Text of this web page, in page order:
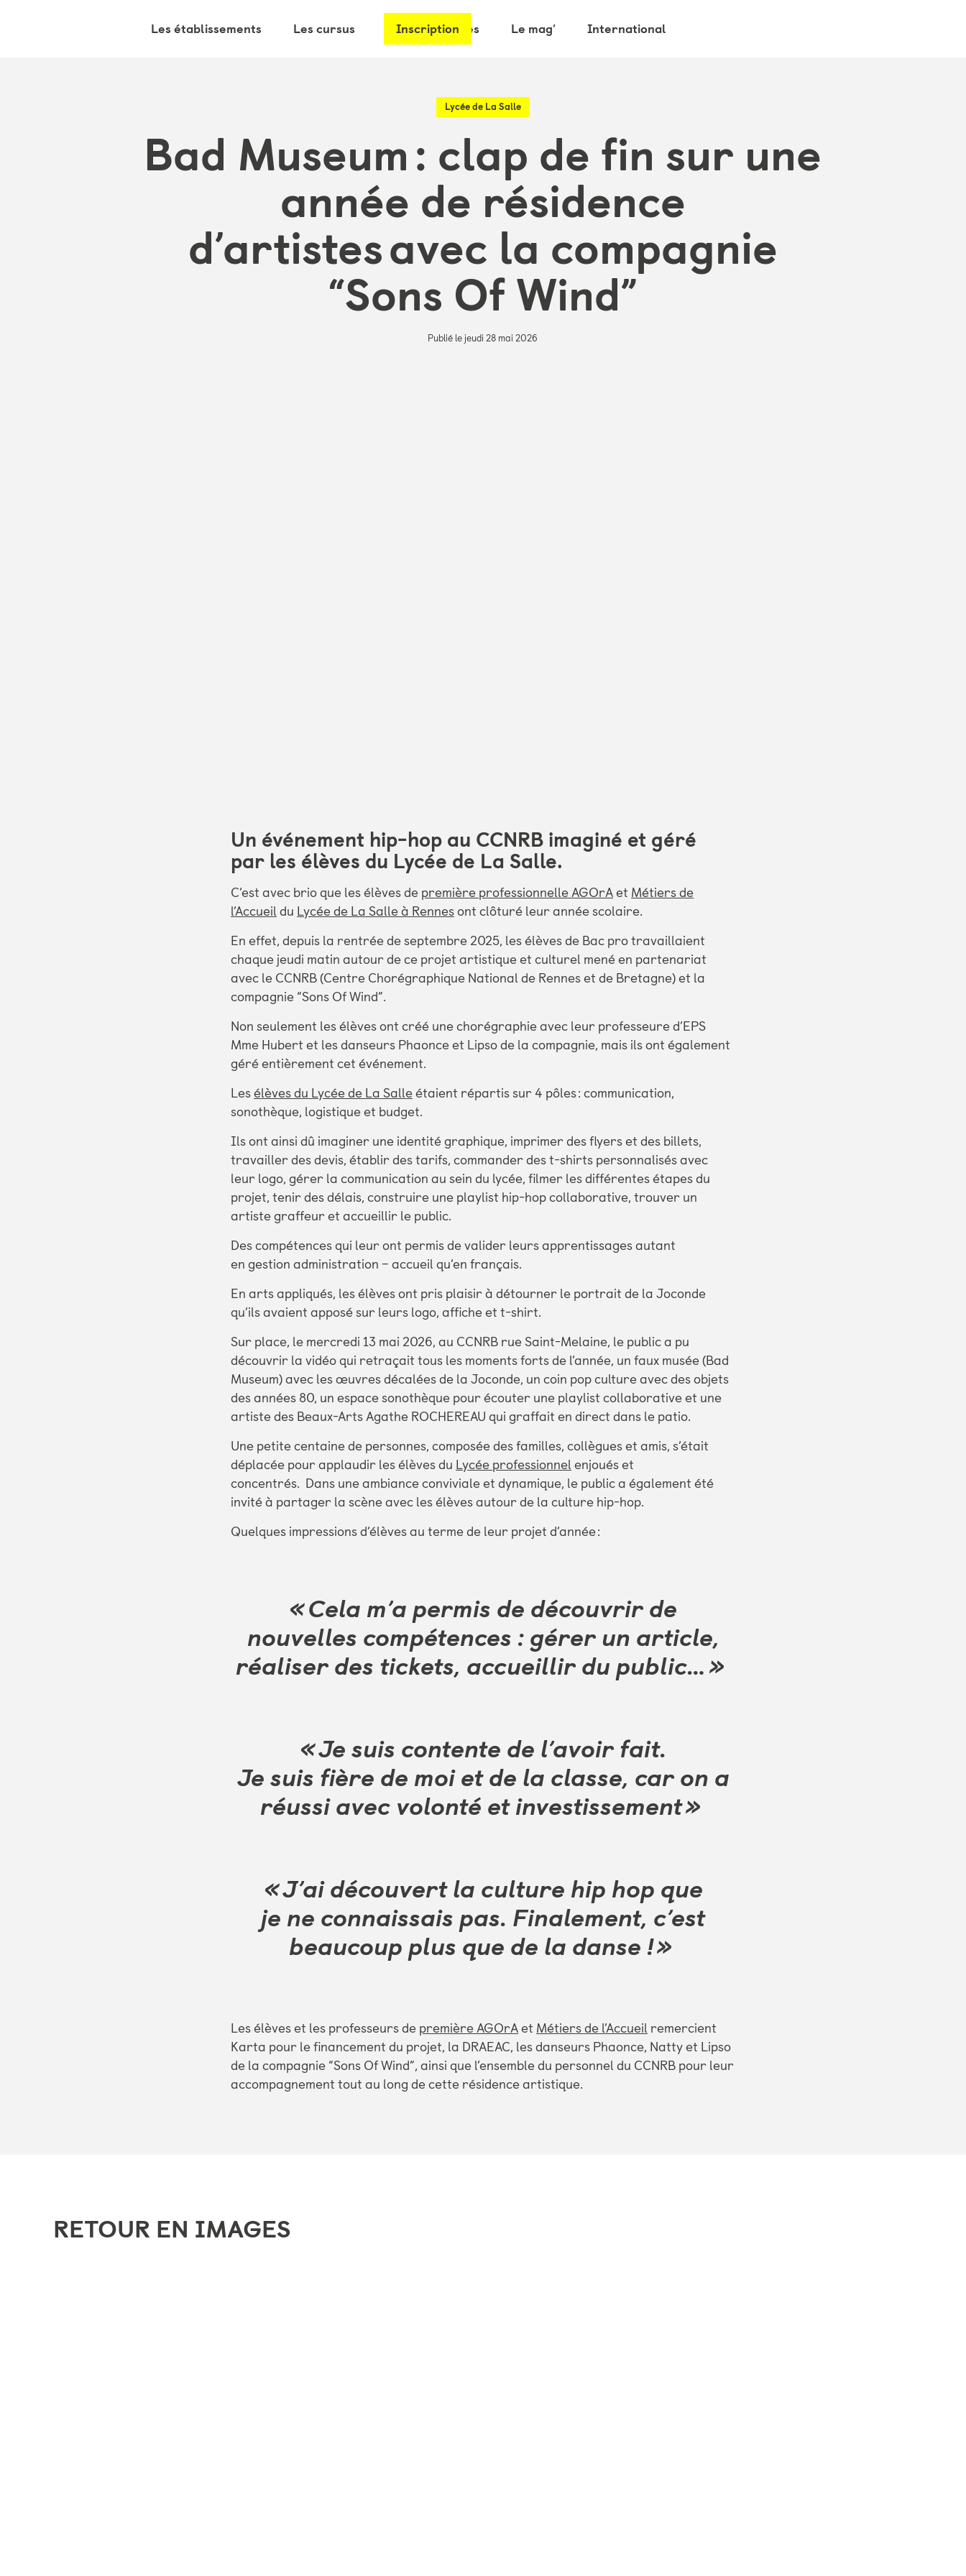
Les établissements Les cursus Les partenaires Le mag’ International
Inscription
Lycée de La Salle
Bad Museum : clap de fin sur une
année de résidence
d’artistes avec la compagnie
“Sons Of Wind”
Publié le jeudi 28 mai 2026
Un événement hip-hop au CCNRB imaginé et géré
par les élèves du Lycée de La Salle.
C’est avec brio que les élèves de première professionnelle AGOrAet Métiers de
l’Accueil du Lycée de La Salle à Rennesont clôturé leur année scolaire.
En effet, depuis la rentrée de septembre 2025, les élèves de Bac pro travaillaient
chaque jeudi matin autour de ce projet artistique et culturel mené en partenariat
avec le CCNRB (Centre Chorégraphique National de Rennes et de Bretagne) et la
compagnie “Sons Of Wind”.
Non seulement les élèves ont créé une chorégraphie avec leur professeure d’EPS
Mme Hubert et les danseurs Phaonce et Lipso de la compagnie, mais ils ont également
géré entièrement cet événement.
Lesélèves du Lycée de La Salleétaient répartis sur 4 pôles : communication,
sonothèque, logistique et budget.
Ils ont ainsi dû imaginer une identité graphique, imprimer des flyers et des billets,
travailler des devis, établir des tarifs, commander des t-shirts personnalisés avec
leur logo, gérer la communication au sein du lycée, filmer les différentes étapes du
projet, tenir des délais, construire une playlist hip-hop collaborative, trouver un
artiste graffeur et accueillir le public.
Des compétences qui leur ont permis de valider leurs apprentissages autant
en gestion administration – accueil qu’en français.
En arts appliqués, les élèves ont pris plaisir à détourner le portrait de la Joconde
qu’ils avaient apposé sur leurs logo, affiche et t-shirt.
Sur place, le mercredi 13 mai 2026, au CCNRB rue Saint-Melaine, le public a pu
découvrir la vidéo qui retraçait tous les moments forts de l’année, un faux musée (Bad
Museum) avec les œuvres décalées de la Joconde, un coin pop culture avec des objets
des années 80, un espace sonothèque pour écouter une playlist collaborative et une
artiste des Beaux-Arts Agathe ROCHEREAU qui graffait en direct dans le patio.
Une petite centaine de personnes, composée des familles, collègues et amis, s’était
déplacée pour applaudir les élèves du Lycée professionnel enjoués et
concentrés. Dans une ambiance conviviale et dynamique, le public a également été
invité à partager la scène avec les élèves autour de la culture hip-hop.
Quelques impressions d’élèves au terme de leur projet d’année :
« Cela m’a permis de découvrir de
nouvelles compétences : gérer un article,
réaliser des tickets, accueillir du public… »
« Je suis contente de l’avoir fait.
Je suis fière de moi et de la classe, car on a
réussi avec volonté et investissement »
« J’ai découvert la culture hip hop que
je ne connaissais pas. Finalement, c’est
beaucoup plus que de la danse ! »
Les élèves et les professeurs de première AGOrAet Métiers de l’Accueil remercient
Karta pour le financement du projet, la DRAEAC, les danseurs Phaonce, Natty et Lipso
de la compagnie “Sons Of Wind”, ainsi que l’ensemble du personnel du CCNRB pour leur
accompagnement tout au long de cette résidence artistique.
RETOUR EN IMAGES